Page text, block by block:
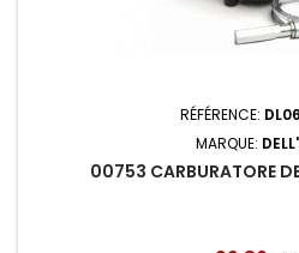
RÉFÉRENCE:
MARQUE:
00753 CARBURATORE